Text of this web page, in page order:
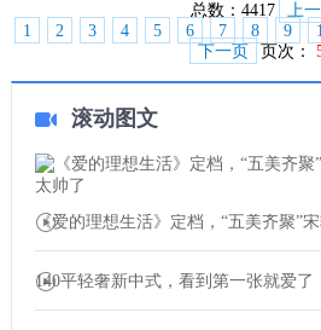
总数： 4417
上
1
2 3 4 5 6 7 8 9
下一页
页次：
滚动图文
《爱的理想生活》定档，“五美齐聚”
140平轻奢新中式，看到第一张就爱了